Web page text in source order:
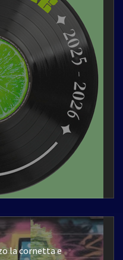
la cornetta e